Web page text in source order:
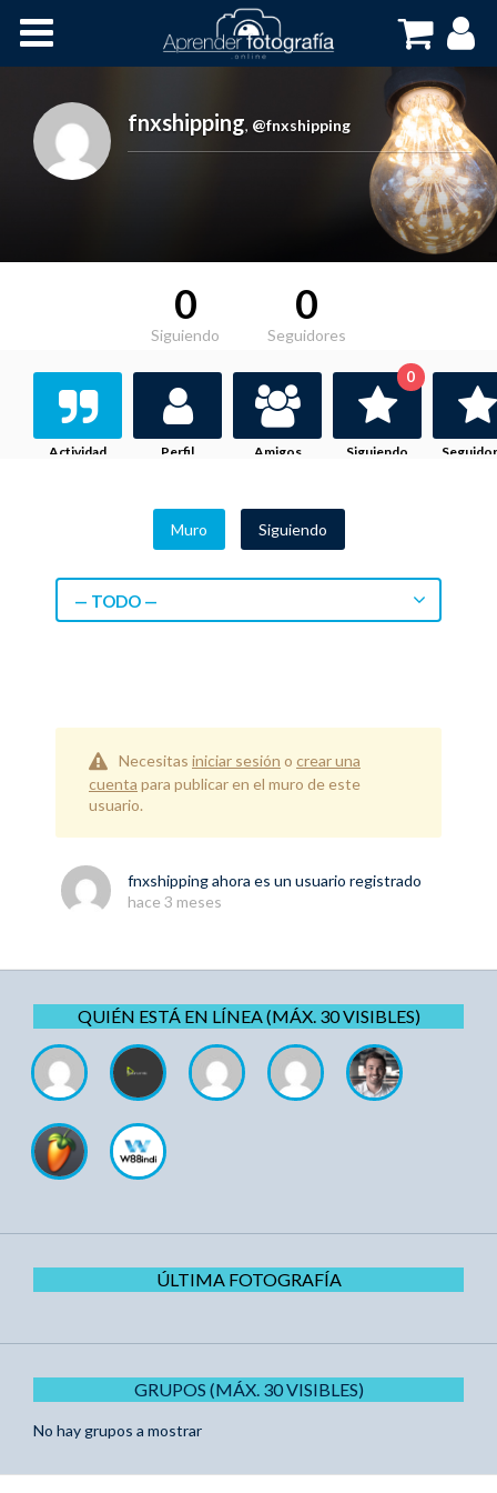
Cursos OnLine
fnxshipping, @fnxshipping
0
Siguiendo
0
Seguidores
Actividad Perfil Amigos Siguiendo
0
Muro Siguiendo
— TODO —
Necesitas iniciar sesión o crear una
cuenta para publicar en el muro de este
usuario.
fnxshippingahora es un usuario registrado
hace 3 meses
QUIÉN ESTÁ EN LÍNEA (MÁX. 30 VISIBLES)
ÚLTIMA FOTOGRAFÍA
GRUPOS (MÁX. 30 VISIBLES)
No hay grupos a mostrar